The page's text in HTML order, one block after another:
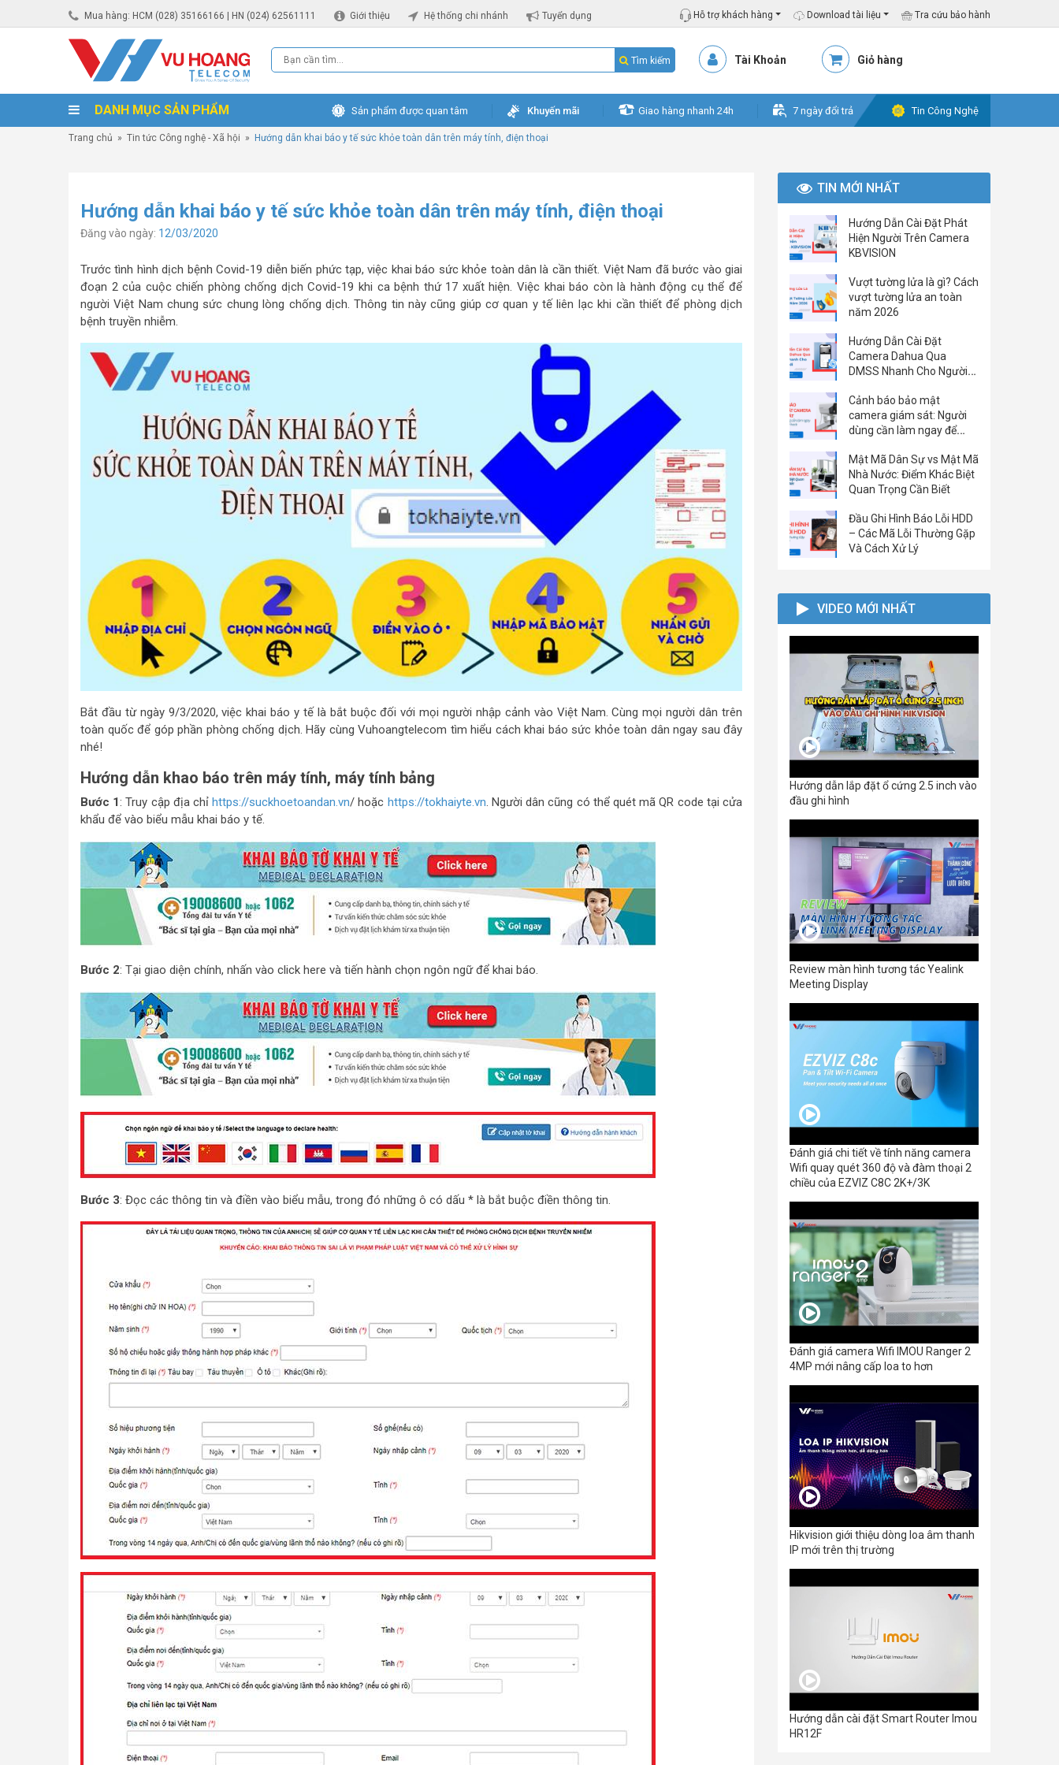
Mua hàng: HCM (028) 35166166 | HN (024) 62561111 Giới thiệu Hệ thống chi nhánh Tuyển dụng Hỗ trợ khách hàng Download tài liệu Tra cứu bảo hành
Tìm kiếm Tài Khoản Giỏ hàng
DANH MỤC SẢN PHẨM Sản phẩm được quan tâm Khuyến mãi Giao hàng nhanh 24h 7 ngày đổi trả Tin Công Nghệ
Trang chủ » Tin tức Công nghệ - Xã hội » Hướng dẫn khai báo y tế sức khỏe toàn dân trên máy tính, điện thoại
Hướng dẫn khai báo y tế sức khỏe toàn dân trên máy tính, điện thoại
Đăng vào ngày: 12/03/2020
Trước tình hình dịch bệnh Covid-19 diễn biến phức tạp, việc khai báo sức khỏe toàn dân là cần thiết. Việt Nam đã bước vào giai
đoạn 2 của cuộc chiến phòng chống dịch Covid-19 khi ca bệnh thứ 17 xuất hiện. Việc khai báo còn là hành động cụ thể để
người Việt Nam chung sức chung lòng chống dịch. Thông tin này cũng giúp cơ quan y tế liên lạc khi cần thiết để phòng dịch
bệnh truyền nhiễm.
Bắt đầu từ ngày 9/3/2020, việc khai báo y tế là bắt buộc đối với mọi người nhập cảnh vào Việt Nam. Cùng mọi người dân trên
toàn quốc để góp phần phòng chống dịch. Hãy cùng Vuhoangtelecom tìm hiểu cách khai báo sức khỏe toàn dân ngay sau đây
nhé!
Hướng dẫn khao báo trên máy tính, máy tính bảng
Bước 1: Truy cập địa chỉ https://suckhoetoandan.vn/ hoặc https://tokhaiyte.vn. Người dân cũng có thể quét mã QR code tại cửa
khẩu để vào biểu mẫu khai báo y tế.
Bước 2: Tại giao diện chính, nhấn vào click here và tiến hành chọn ngôn ngữ để khai báo.
Bước 3: Đọc các thông tin và điền vào biểu mẫu, trong đó những ô có dấu * là bắt buộc điền thông tin.
TIN MỚI NHẤT
Hướng Dẫn Cài Đặt Phát
Hiện Người Trên Camera
KBVISION
Vượt tường lửa là gì? Cách
vượt tường lửa an toàn
năm 2026
Hướng Dẫn Cài Đặt
Camera Dahua Qua
DMSS Nhanh Cho Người
Cảnh báo bảo mật
camera giám sát: Người
dùng cần làm ngay để
Mật Mã Dân Sự vs Mật Mã
Nhà Nước: Điểm Khác Biệt
Quan Trọng Cần Biết
Đầu Ghi Hình Báo Lỗi HDD
– Các Mã Lỗi Thường Gặp
Và Cách Xử Lý
VIDEO MỚI NHẤT
Hướng dẫn lắp đặt ổ cứng 2.5 inch vào
đầu ghi hình
Review màn hình tương tác Yealink
Meeting Display
Đánh giá chi tiết về tính năng camera
Wifi quay quét 360 độ và đàm thoại 2
chiều của EZVIZ C8C 2K+/3K
Đánh giá camera Wifi IMOU Ranger 2
4MP mới nâng cấp loa to hơn
Hikvision giới thiệu dòng loa âm thanh
IP mới trên thị trường
Hướng dẫn cài đặt Smart Router Imou
HR12F